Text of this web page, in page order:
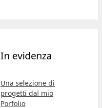
In evidenza
Una selezione di
progetti dal mio
Porfolio